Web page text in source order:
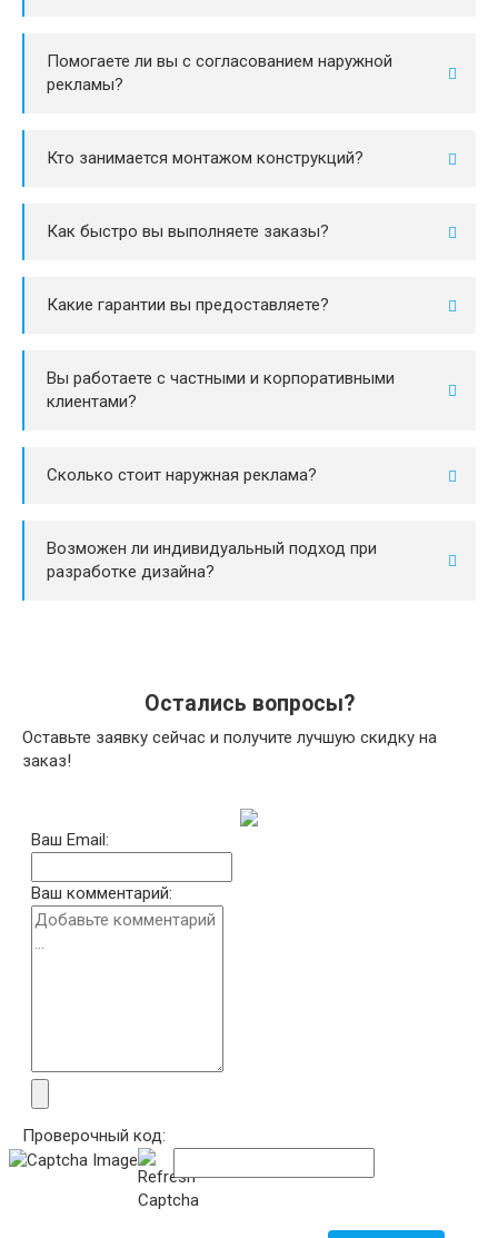
Помогаете ли вы с согласованием наружной
рекламы?
Кто занимается монтажом конструкций?
Как быстро вы выполняете заказы?
Какие гарантии вы предоставляете?
Вы работаете с частными и корпоративными
клиентами?
Сколько стоит наружная реклама?
Возможен ли индивидуальный подход при
разработке дизайна?
Остались вопросы?
Оставьте заявку сейчас и получите лучшую скидку на
заказ!
Ваш Email:
Ваш комментарий:
Проверочный код: